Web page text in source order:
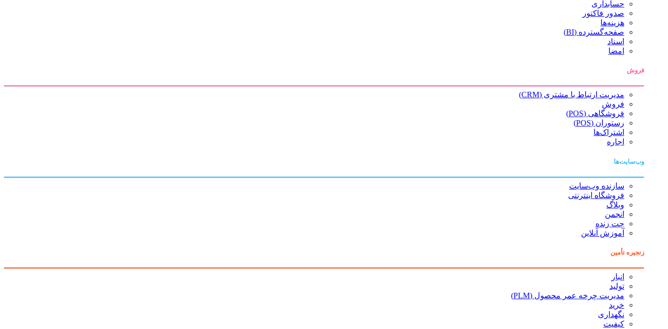
حسابداری
صدور فاکتور
هزینه‌ها
صفحه‌گسترده (BI)
اسناد
امضا
فروش
مدیریت ارتباط با مشتری (CRM)
فروش
فروشگاهی (POS)
رستوران (POS)
اشتراک‌ها
اجاره
وب‌سایت‌ها
سازنده وب‌سایت
فروشگاه اینترنتی
وبلاگ
انجمن
چت زنده
آموزش آنلاین
زنجیره تأمین
انبار
تولید
مدیریت چرخه عمر محصول (PLM)
خرید
نگهداری
کیفیت